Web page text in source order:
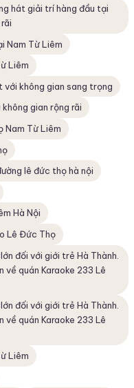
hát giải trí hàng đầu tại
Nam Từ Liêm
Liêm
với không gian sang trọng
gian rộng rãi
Nam Từ Liêm
lê đức thọ hà nội
Hà Nội
Lê Đức Thọ
đối với giới trẻ Hà Thành.
về quán Karaoke 233 Lê
đối với giới trẻ Hà Thành.
về quán Karaoke 233 Lê
Liêm